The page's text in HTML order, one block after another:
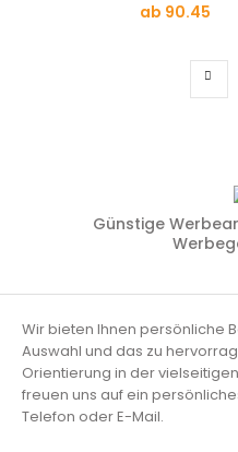
ab 90.45
Günstige
Wir bieten Ihnen persönliche
Auswahl und das zu
Orientierung in der
freuen uns auf ein
Telefon oder E-Mail.